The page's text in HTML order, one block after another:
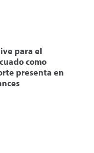
para el
como
presenta en